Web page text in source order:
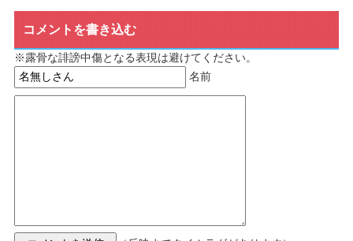
コメントを書き込む
※露骨な誹謗中傷となる表現は避けてください。
名前